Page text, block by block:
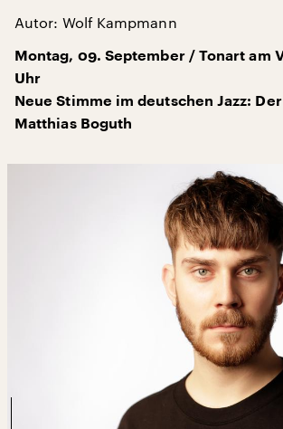
Autor: Wolf Kampmann
Montag, 09. September / Tonart am
Uhr
Neue Stimme im deutschen Jazz:
Matthias Boguth